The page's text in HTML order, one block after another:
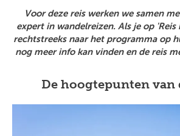
Voor deze reis werken we samen
expert in wandelreizen. Als je op 'Reis
rechtstreeks naar het programma op
nog meer info kan vinden en de reis
De hoogtepunten van